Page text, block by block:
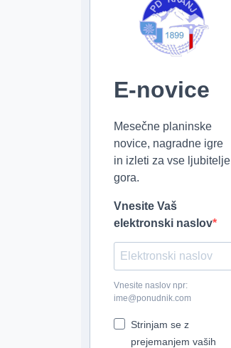
E-novice
Mesečne planinske
novice, nagradne igre
in izleti za vse ljubitelje
gora.
Vnesite Vaš
elektronski naslov
Vnesite naslov npr:
ime@ponudnik.com
Strinjam se z
prejemanjem vaših